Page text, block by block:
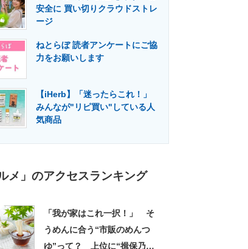
援
ア 建設×テクノロジーの最前線
安全に 買い切りクラウドストレ
ージ
ねとらぼ 読者アンケートにご協
力をお願いします
【iHerb】「迷ったらこれ！」
みんなが"リピ買い"している人
気商品
メ」のアクセスランキング
「我が家はこれ一択！」 そ
うめんに合う“市販のめんつ
ゆ”って？ 上位に“揖保乃